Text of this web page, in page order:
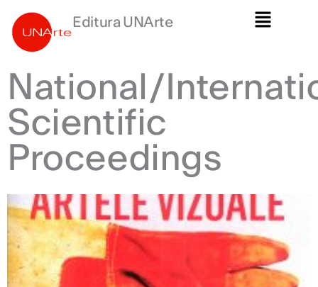
content
Editura UNArte
Main
National/
Scientific
Proceedings